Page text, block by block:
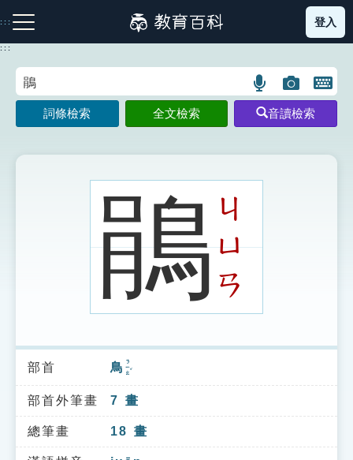
到
主
:::
注音索引圖示 筆畫索引圖示 部首索引表圖示
索引選單
知識索引
單字索引
生命大百科索引
登入
:::
語
言
搜
示
圖
片
搜
開
鍵
圖
詞條檢索 全文檢索 音讀檢索
鵑 ㄐ
ㄩ
ㄢ
部首 鳥 ㄋㄧㄠˇ
部首外筆畫 7 畫
總筆畫 18 畫